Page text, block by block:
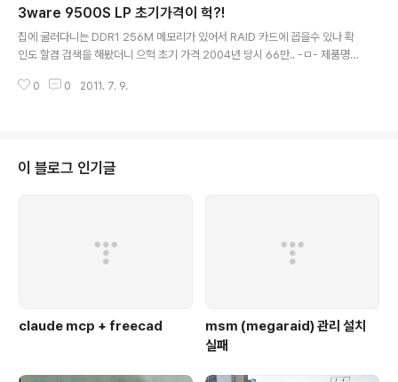
d. This means with 4 100GB drives you get a 20
0GB set with both increased write and significa
ntly increased read performance. You can loos
3ware 9500S LP 초기가격이 헉?!
집에 굴러다니는 DDR1 256M 메모리가 있어서 RAID 카드에 꼽을수 있나 확
인도 할겸 검색을 해봤더니 으헉 초기 가격 2004년 당시 66만.. -ㅁ- 제품명
PCI 2.2 64-bit/66MHz 캐쉬메모리 128MB (ECC SDRAM) HDD 인터페
루션 http://www.edition.co.kr ..
0 0 2011. 7. 9.
이 블로그 인기글
claude mcp + freecad
msm (megaraid) 관리 설치
실패